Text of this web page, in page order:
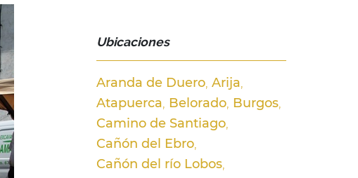
Ubicaciones
Aranda de Duero Arija
Atapuerca Belorado Burgos
Camino de Santiago
Cañón del Ebro
Cañón del río Lobos